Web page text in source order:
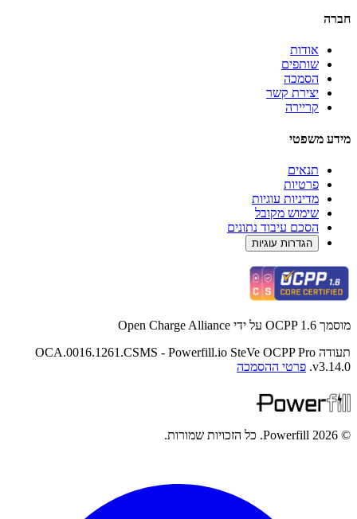
חברה
אודות
שותפים
הסמכה
יצירת קשר
קריירה
מידע משפטי
תנאים
פרטיות
מדיניות עוגיות
שימוש מקובל
הסכם עיבוד נתונים
הגדרות עוגיות
מוסמך OCPP 1.6 על ידי Open Charge Alliance
תעודה OCA.0016.1261.CSMS - Powerfill.io SteVe OCPP Pro
v3.14.0. פרטי ההסמכה
© 2026 Powerfill. כל הזכויות שמורות.